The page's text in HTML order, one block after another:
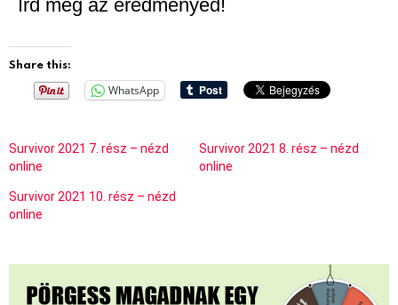
Írd meg az eredményed!
Share this:
WhatsApp
Survivor 2021 7. rész – nézd
online
Survivor 2021 8. rész – nézd
online
Survivor 2021 10. rész – nézd
online